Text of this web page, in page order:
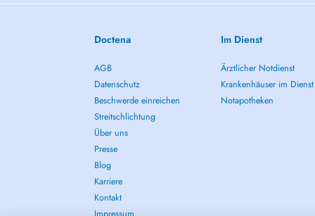
Doctena
AGB
Datenschutz
Beschwerde einreichen
Streitschlichtung
Über uns
Presse
Blog
Karriere
Kontakt
Im Dienst
Ärztlicher Notdienst
Krankenhäuser im Dienst
Notapotheken